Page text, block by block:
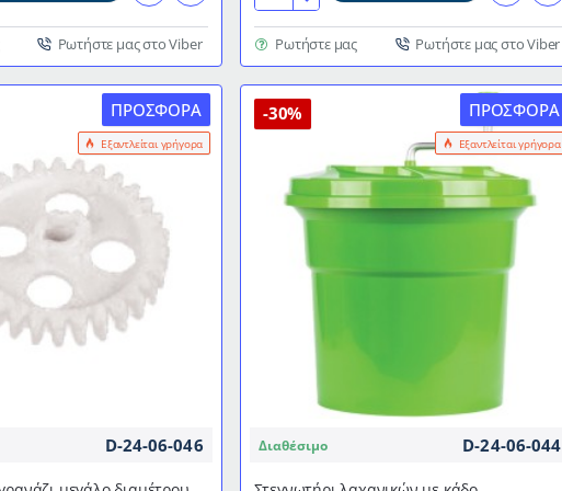
Ρωτήστε μας στο Viber
μικρό
διαμέτρου
4,4cm
Ρωτήστε μας Ρωτήστε μας στο Viber
ΠΡΟΣΦΟΡΆ
Εξαντλείται γρήγορα
D-24-06-046
ΠΡΟΣΦΟΡΆ
Εξαντλείται γρήγορα
-30%
Διαθέσιμο D-24-06-044